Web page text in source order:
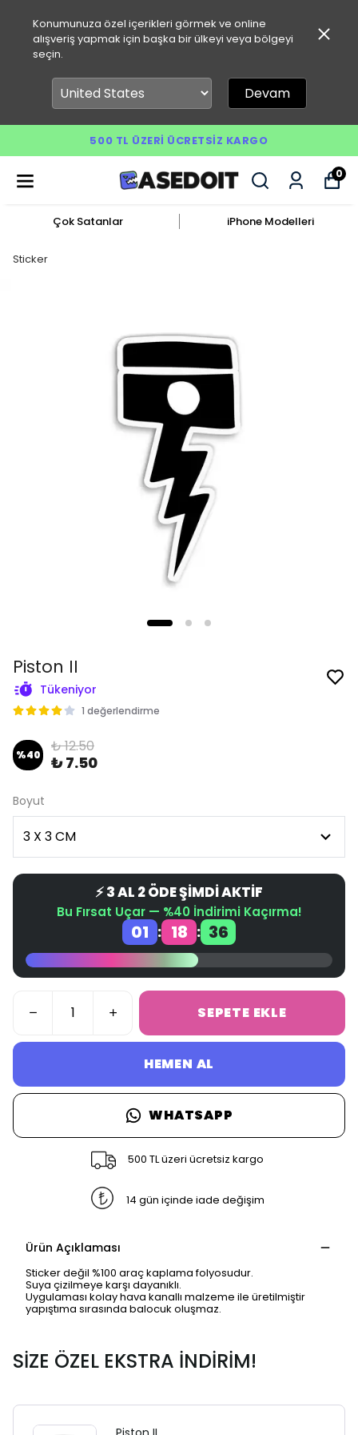
Konumunuza özel içerikleri görmek ve online
alışveriş yapmak için başka bir ülkeyi veya bölgeyi
seçin.
Devam
500 TL ÜZERI ÜCRETSIZ KARGO
0
Çok Satanlar iPhone Modelleri
Sticker
Piston II
Tükeniyor
1 değerlendirme
%40 ₺ 12.50
₺ 7.50
Boyut
⚡ 3 AL 2 ÖDE ŞİMDİ AKTİF
Bu Fırsat Uçar — %40 İndirimi Kaçırma!
01 : 18 : 36
SEPETE EKLE
HEMEN AL
WHATSAPP
500 TL üzeri ücretsiz kargo
14 gün içinde iade değişim
Ürün Açıklaması
Sticker değil %100 araç kaplama folyosudur.
Suya çizilmeye karşı dayanıklı.
Uygulaması kolay hava kanallı malzeme ile üretilmiştir
yapıştıma sırasında balocuk oluşmaz.
SİZE ÖZEL EKSTRA İNDİRİM!